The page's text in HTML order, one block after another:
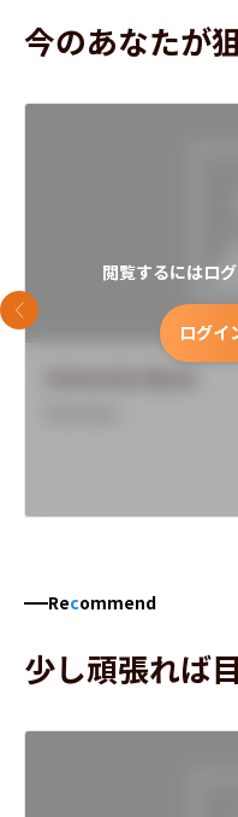
今のあなたが
閲覧するにはロ
ログイ
前のスライド
Recommend
少し頑張れば